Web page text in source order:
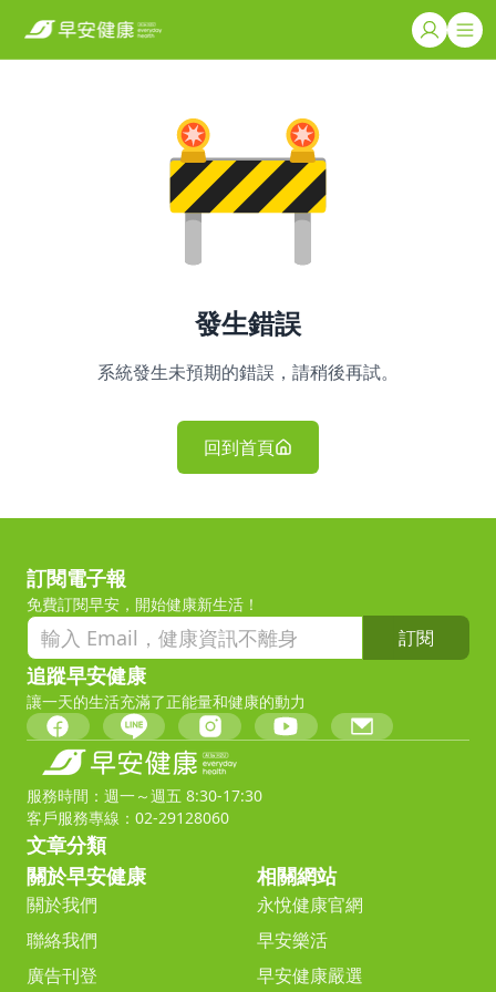
發生錯誤
系統發生未預期的錯誤，請稍後再試。
回到首頁
訂閱電子報
免費訂閱早安，開始健康新生活！
訂閱
追蹤早安健康
讓一天的生活充滿了正能量和健康的動力
服務時間：週一～週五 8:30-17:30
客戶服務專線：02-29128060
文章分類
關於早安健康
關於我們
聯絡我們
廣告刊登
相關網站
永悅健康官網
早安樂活
早安健康嚴選